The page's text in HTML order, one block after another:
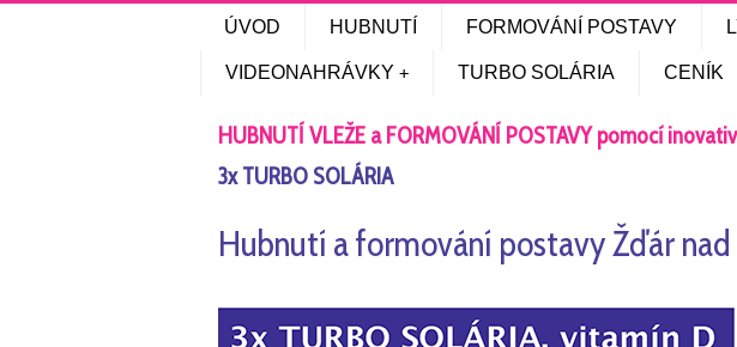
ÚVOD HUBNUTÍ FORMOVÁNÍ POSTAVY
VIDEONAHRÁVKY TURBO SOLÁRIA CENÍK
HUBNUTÍ VLEŽE a FORMOVÁNÍ POSTAVY pomocí
3x TURBO SOLÁRIA
Hubnutí a formování postavy Žďár